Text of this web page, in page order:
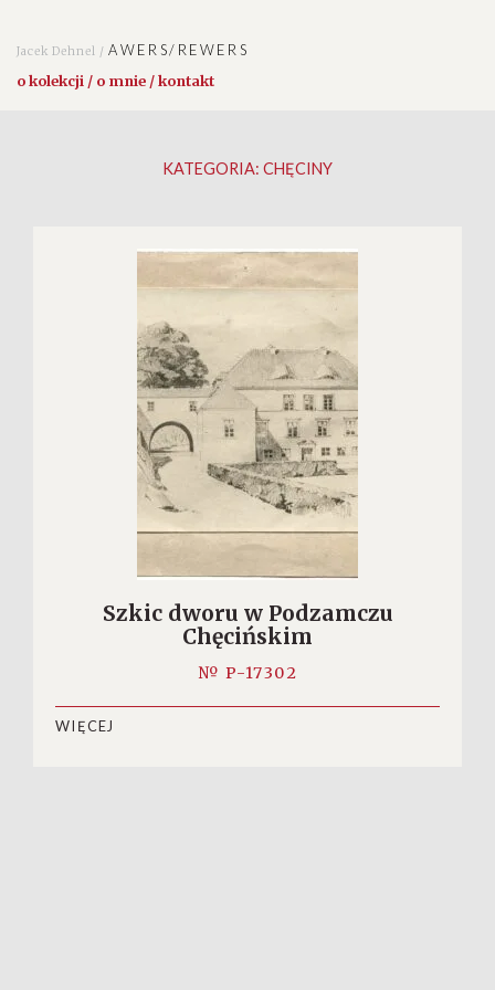
Jacek Dehnel /AWERS/REWERS
o kolekcji / o mnie / kontakt
KATEGORIA: CHĘCINY
Szkic dworu w Podzamczu
Chęcińskim
№ P-17302
WIĘCEJ